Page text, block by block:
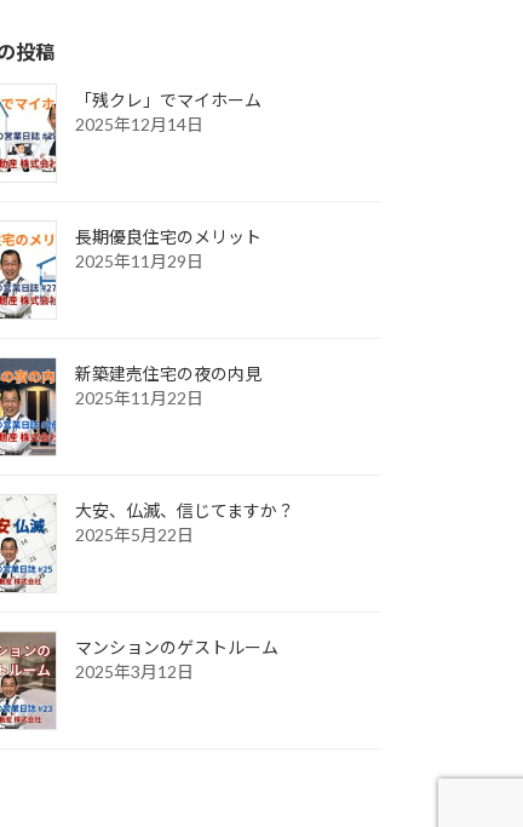
投稿
「残クレ」でマイホーム
2025年12月14日
長期優良住宅のメリット
2025年11月29日
新築建売住宅の夜の内見
2025年11月22日
大安、仏滅、信じてますか？
2025年5月22日
マンションのゲストルーム
2025年3月12日